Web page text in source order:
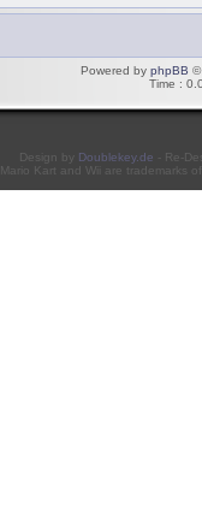
Powered by phpBB ©
Time :
Design by Doublekey.de - Re-
Mario Kart and Wii are trademarks